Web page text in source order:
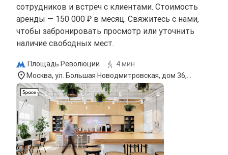
сотрудников и встреч с клиентами. Стоимость
аренды — 150 000 ₽ в месяц. Свяжитесь с нами,
чтобы забронировать просмотр или уточнить
наличие свободных мест.
Площадь Революции
4 мин
Москва, ул. Большая Новодмитровская, дом 36,
строение 1, вход 3